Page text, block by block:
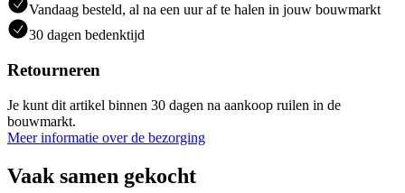
Vandaag besteld, al na een uur af te halen in jouw bouwmarkt
30 dagen bedenktijd
Retourneren
Je kunt dit artikel binnen 30 dagen na aankoop ruilen in de
bouwmarkt.
Meer informatie over de bezorging
Vaak samen gekocht